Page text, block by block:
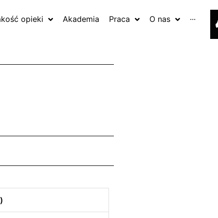
opieki Akademia Praca O nas ···